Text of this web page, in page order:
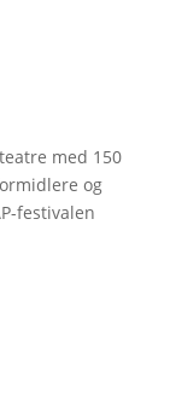
med 150
og
festivalen